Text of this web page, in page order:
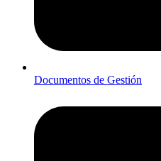
Documentos de Gestión